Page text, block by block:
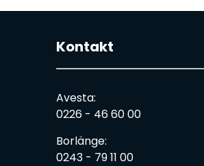
Kontakt
Avesta:
0226 - 46 60 00
Borlänge:
0243 - 79 11 00